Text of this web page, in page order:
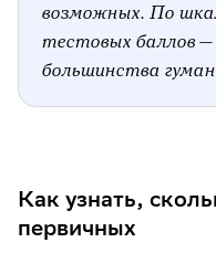
возможных. По
тестовых баллов —
большинства
Как узнать,
первичных